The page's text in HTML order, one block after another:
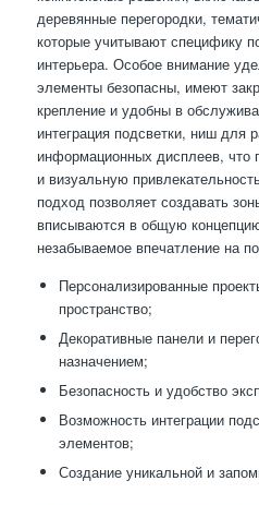
деревянные перегородки,
которые учитывают специфику
интерьера. Особое внимание
элементы безопасны, имеют
крепление и удобны в
интеграция подсветки, ниш для
информационных дисплеев, что
и визуальную
подход позволяет создавать
вписываются в общую
незабываемое впечатление на
Персонализированные
пространство;
Декоративные панели и
назначением;
Безопасность и удобство
Возможность интеграции
элементов;
Создание уникальной и